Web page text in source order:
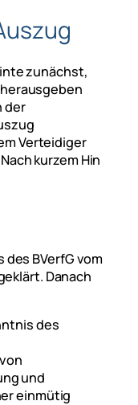
zunächst,
der
Verteidiger
kurzem Hin
des BVerfG vom
Danach
des
und
einmütig